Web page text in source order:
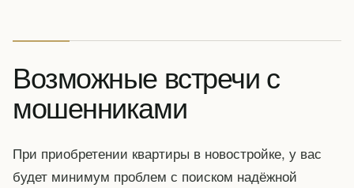
Возможные встречи с
мошенниками
При приобретении квартиры в новостройке, у вас
будет минимум проблем с поиском надёжной